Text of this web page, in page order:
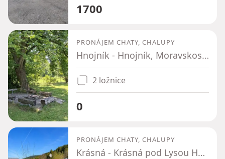
1700
PRONÁJEM CHATY, CHALUPY
Hnojník - Hnojník, Moravskoslezský kraj
2 ložnice
0
PRONÁJEM CHATY, CHALUPY
Krásná - Krásná pod Lysou Horou, Moravskoslezský kraj